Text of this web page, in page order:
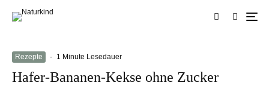
Rezepte · 1 Minute Lesedauer
Hafer-Bananen-Kekse ohne Zucker